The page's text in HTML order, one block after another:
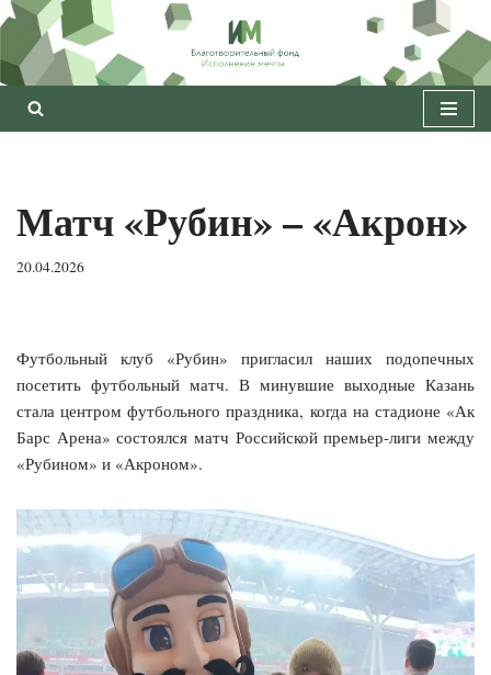
Перейти
к
содержимому
Матч «Рубин» – «Акрон»
20.04.2026
Футбольный клуб «Рубин» пригласил наших подопечных
посетить футбольный матч. В минувшие выходные Казань
стала центром футбольного праздника, когда на стадионе «Ак
Барс Арена» состоялся матч Российской премьер‑лиги между
«Рубином» и «Акроном».